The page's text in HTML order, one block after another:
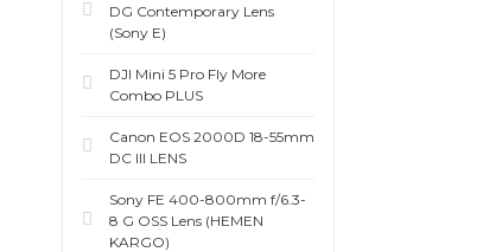
DG Contemporary Lens
(Sony E)
DJI Mini 5 Pro Fly More
Combo PLUS
Canon EOS 2000D 18-55mm
DC III LENS
Sony FE 400-800mm f/6.3-
8 G OSS Lens (HEMEN
KARGO)